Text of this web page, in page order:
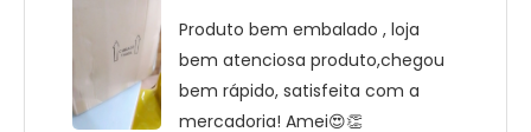
Produto bem embalado , loja
bem atenciosa produto,chegou
bem rápido, satisfeita com a
mercadoria! Amei😍👏